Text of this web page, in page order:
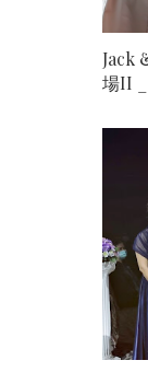
Jack
場II